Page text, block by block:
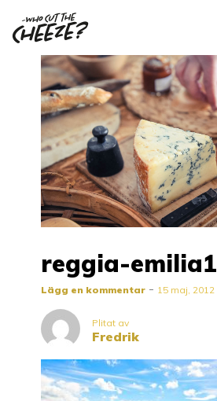
reggia-emilia1
Lägg en kommentar 15 maj, 2012
Plitat av
Fredrik